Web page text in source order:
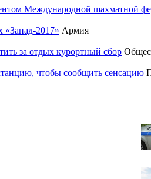
Международной шахматной
«Запад-2017» Армия
за отдых курортный сбор
чтобы сообщить сенсацию